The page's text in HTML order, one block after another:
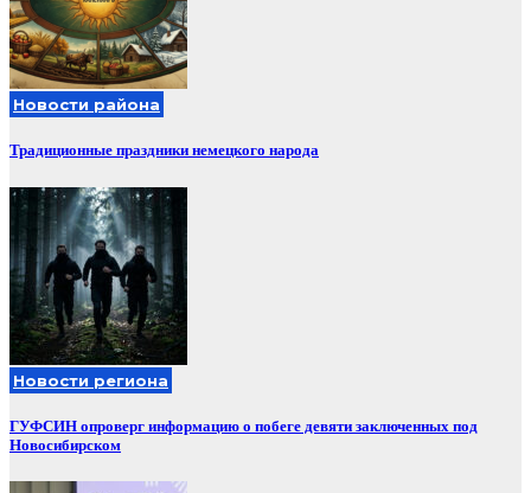
Новости района
Традиционные праздники немецкого народа
Новости региона
ГУФСИН опроверг информацию о побеге девяти заключенных под
Новосибирском